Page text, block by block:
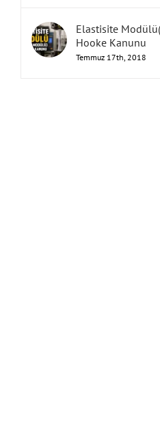
Elastisite
Hooke Kanunu
Temmuz 17th, 2018